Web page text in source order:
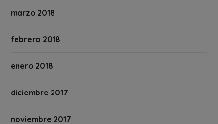
marzo 2018
febrero 2018
enero 2018
diciembre 2017
noviembre 2017